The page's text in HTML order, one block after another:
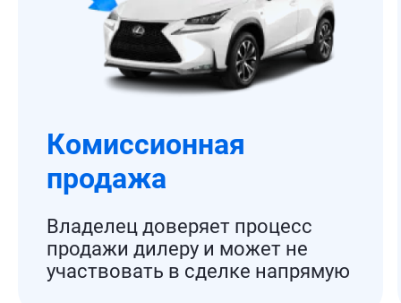
Комиссионная
продажа
Владелец доверяет процесс
продажи дилеру и может не
участвовать в сделке напрямую